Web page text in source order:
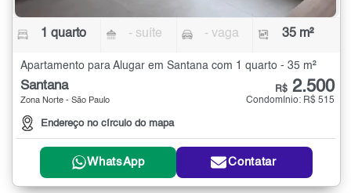
1 quarto - suíte - vaga 35 m²
Apartamento para Alugar em Santana com 1 quarto - 35 m²
Santana
Zona Norte - São Paulo
Endereço no círculo do mapa
R$ 2.500
Condomínio: R$ 515
WhatsApp Contatar